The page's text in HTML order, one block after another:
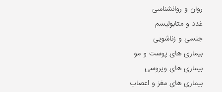
روان و روانشناسی
غدد و متابولیسم
جنسی و زناشویی
بیماری های پوست و مو
بیماری های ویروسی
بیماری های مغز و اعصاب